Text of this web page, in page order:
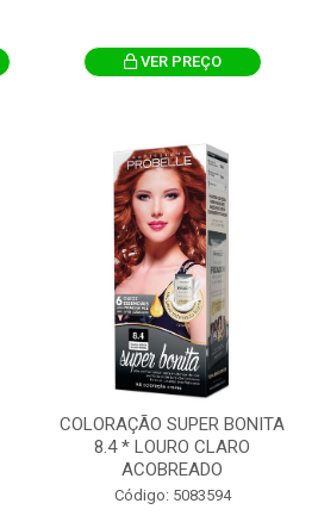
VER PREÇO
COLORAÇÃO SUPER BONITA
8.4 * LOURO CLARO
ACOBREADO
Código: 5083594